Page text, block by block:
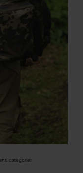
categorie: